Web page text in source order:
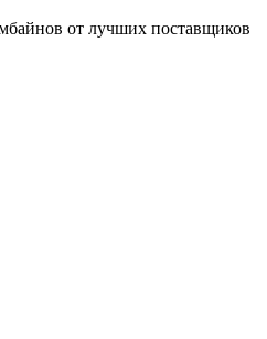
от лучших поставщиков